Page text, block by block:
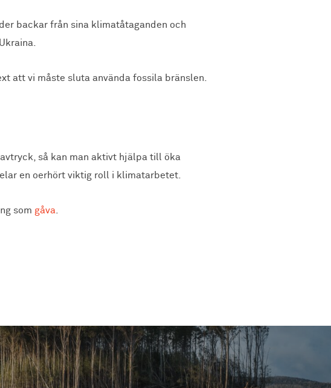
backar från sina klimatåtaganden och
att vi måste sluta använda fossila bränslen.
så kan man aktivt hjälpa till öka
en oerhört viktig roll i klimatarbetet.
som gåva